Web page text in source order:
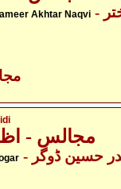
Akhtar Naqvi - علامہ ڈاکٹر سید ضمیر اختر
-
حسین ڈوگر